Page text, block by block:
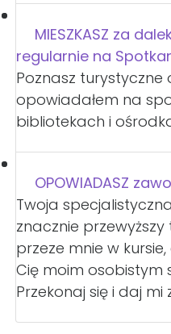
MIESZKASZ za
regularnie na
Poznasz turystyczne
opowiadałem na
bibliotekach i
OPOWIADASZ
Twoja
znacznie
przeze mnie w
Cię moim osobistym
Przekonaj się i daj mi